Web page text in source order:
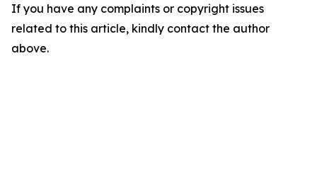
If you have any complaints or copyright issues
related to this article, kindly contact the author
above.